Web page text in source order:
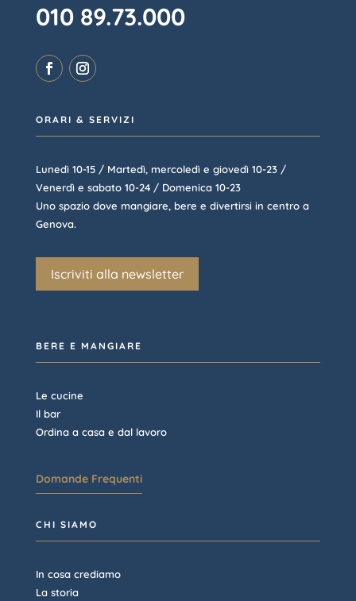
010 89.73.000
ORARI & SERVIZI
Lunedì 10-15 / Martedì, mercoledì e giovedì 10-23 /
Venerdì e sabato 10-24 / Domenica 10-23
Uno spazio dove mangiare, bere e divertirsi in centro a
Genova.
Iscriviti alla newsletter
BERE E MANGIARE
Le cucine
Il bar
Ordina a casa e dal lavoro
Domande Frequenti
CHI SIAMO
In cosa crediamo
La storia